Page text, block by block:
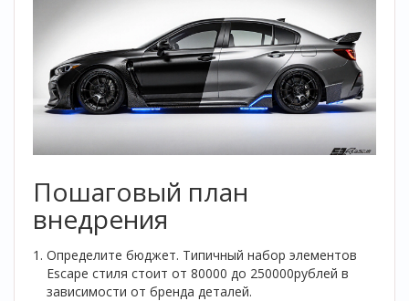
Пошаговый план
внедрения
Определите бюджет. Типичный набор элементов
Escape стиля стоит от 80000 до 250000рублей в
зависимости от бренда деталей.